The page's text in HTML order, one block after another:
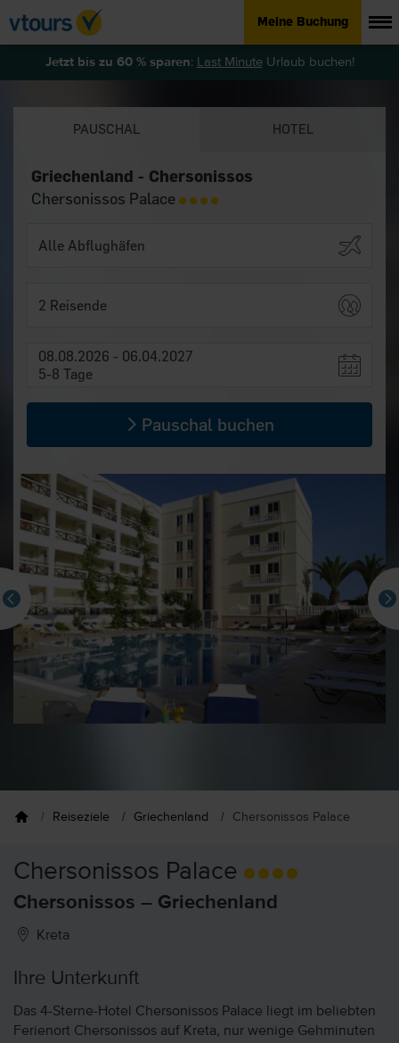
Meine Buchung
Jetzt bis zu 60 % sparen: Last MinuteUrlaub buchen!
PAUSCHAL HOTEL
Griechenland - Chersonissos
Chersonissos Palace
2 Reisende
08.08.2026 - 06.04.2027
5-8 Tage
Pauschal buchen
Reiseziele Griechenland Chersonissos Palace
Chersonissos Palace
Chersonissos – Griechenland
Kreta
Ihre Unterkunft
Das 4-Sterne-Hotel Chersonissos Palace liegt im beliebten
Ferienort Chersonissos auf Kreta, nur wenige Gehminuten